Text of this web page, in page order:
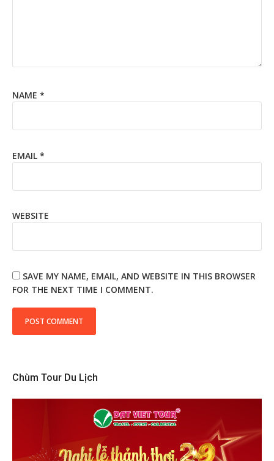
NAME *
EMAIL *
WEBSITE
SAVE MY NAME, EMAIL, AND WEBSITE IN THIS BROWSER
FOR THE NEXT TIME I COMMENT.
Chùm Tour Du Lịch